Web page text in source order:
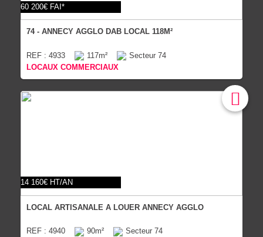
60 200€ FAI*
74 - ANNECY AGGLO DAB LOCAL 118M²
REF : 4933 117m²
Secteur 74
LOCAUX COMMERCIAUX
14 160€ HT/AN
LOCAL ARTISANALE A LOUER ANNECY AGGLO
REF : 4940 90m²
Secteur 74